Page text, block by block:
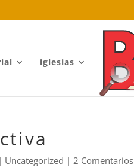
iglesias
| Uncategorized |2 Comentarios